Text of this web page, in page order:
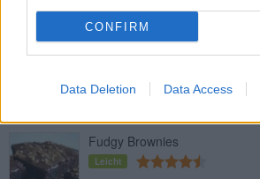
CONFIRM
Data Deletion Data Access
Leicht
Fudgy Brownies
Leicht